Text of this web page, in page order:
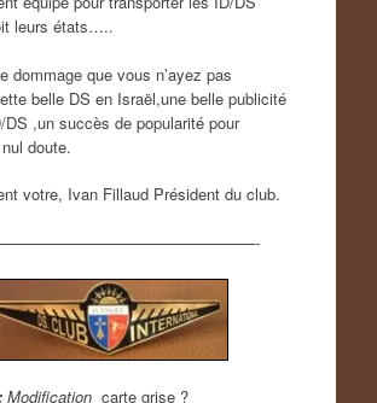
leurs états…..
dommage que vous n’ayez pas
belle DS en Israël,une belle publicité
DS ,un succès de popularité pour
doute.
votre, Ivan Fillaud Président du club.
Modification carte grise ?